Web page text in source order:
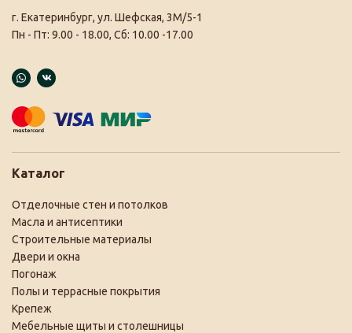
г. Екатеринбург, ул. Шефская, 3М/5-1
Пн - Пт: 9.00 - 18.00, Сб: 10.00 -17.00
Каталог
Отделочные стен и потолков
Масла и антисептики
Строительные материалы
Двери и окна
Погонаж
Полы и террасные покрытия
Крепеж
Мебельные щиты и столешницы